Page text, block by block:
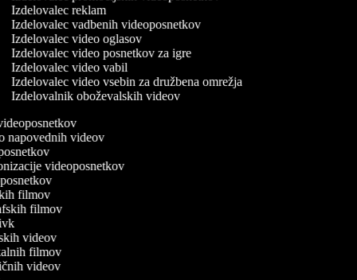
Izdelovalec reklam
Izdelovalec vadbenih videoposnetkov
Izdelovalec video oglasov
Izdelovalec video posnetkov za igre
Izdelovalec video vabil
Izdelovalec video vsebin za družbena omrežja
Izdelovalnik oboževalskih videov
napovednih videov
videoposnetkov
filmov
filmov
videov
filmov
videov